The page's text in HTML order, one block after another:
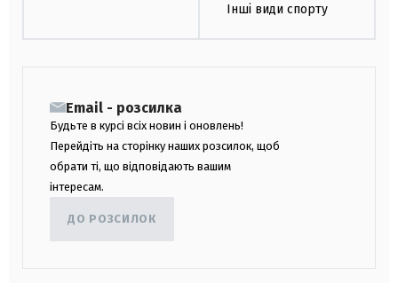
Інші види спорту
Email - розсилка
Будьте в курсі всіх новин і оновлень!
Перейдіть на сторінку наших розсилок, щоб
обрати ті, що відповідають вашим
інтересам.
ДО РОЗСИЛОК